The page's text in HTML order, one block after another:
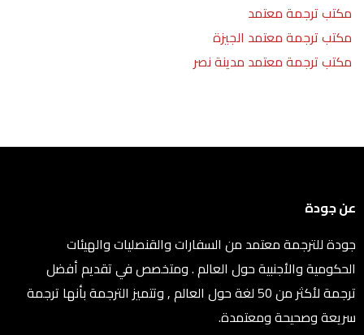
مكتب ترجمة معتمد
مكتب ترجمة معتمد الجيزة
مكتب ترجمة معتمد مدينة نصر
عن جودة
جودة للترجمة معتمد من السفارات والقنصليات والهيئات
الحكومية والأجنبية حول العالم . ومتخصص في تقديم أفضل
ترجمة لأكثر من 50 لغة حول العالم , وتتميز الترجمة بأنها ترجمة
سريعة وصحيحة ومعتمدة.